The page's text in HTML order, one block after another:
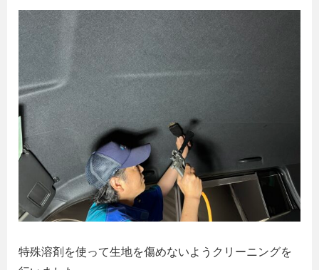
特殊溶剤を使って生地を傷めないようクリーニングを